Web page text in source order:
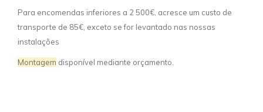
Para encomendas inferiores a 2 500€, acresce um custo de
transporte de 85€, exceto se for levantado nas nossas
instalações
Montagem disponível mediante orçamento.